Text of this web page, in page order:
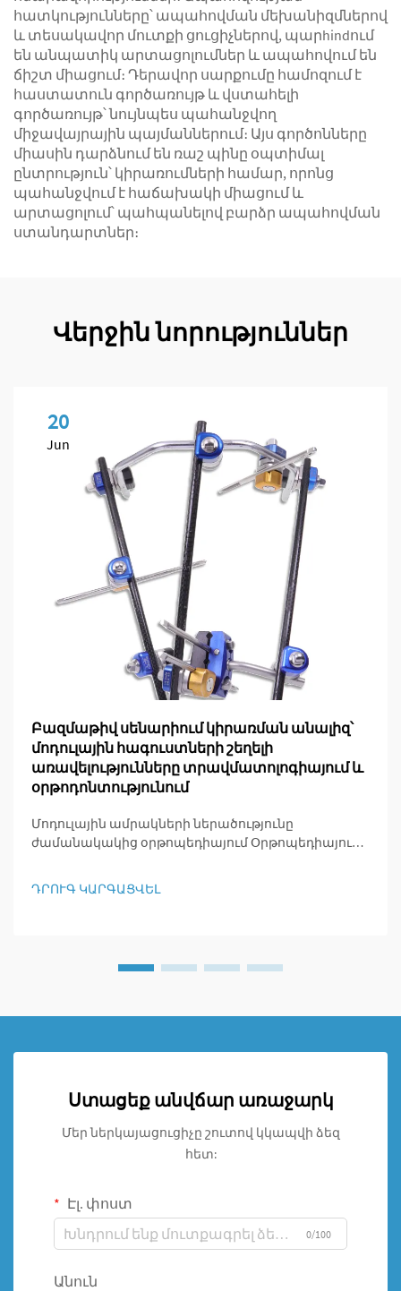
հատկությունները՝ ապահովման մեխանիզմներով
և տեսակավոր մուտքի ցուցիչներով, պարhindում
են անպատիկ արտացոլումներ և ապահովում են
ճիշտ միացում։ Դերավոր սարքումը համոզում է
հաստատուն գործառույթ և վստահելի
գործառույթ՝ նույնպես պահանջվող
միջավայրային պայմաններում։ Այս գործոնները
միասին դարձնում են ռաշ պինը օպտիմալ
ընտրություն՝ կիրառումների համար, որոնց
պահանջվում է հաճախակի միացում և
արտացոլում՝ պահպանելով բարձր ապահովման
ստանդարտներ։
Վերջին նորություններ
20
Jun
Բազմաթիվ սենարիում կիրառման անալիզ՝
մոդուլային հագուստների շեղելի
առավելությունները տրավմատոլոգիայում և
օրթոդոնտությունում
Մոդուլային ամրակների ներածությունը
ժամանակակից օրթոպեդիայում Օրթոպեդիայում
որը բավականին հատուկ է, քանի որ դրանք
ստեղծված են այնպես, որ հեշտ է կարգավորվում
ԴՐՈՒԳ ԿԱՐԳԱՑՎԵԼ
Ստացեք անվճար առաջարկ
Մեր ներկայացուցիչը շուտով կկապվի ձեզ
հետ:
Էլ. փոստ
0/100
Անուն